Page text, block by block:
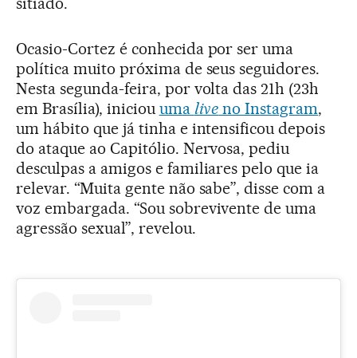
Ocasio-Cortez é conhecida por ser uma
política muito próxima de seus seguidores.
Nesta segunda-feira, por volta das 21h (23h
em Brasília), iniciou uma live no Instagram,
um hábito que já tinha e intensificou depois
do ataque ao Capitólio. Nervosa, pediu
desculpas a amigos e familiares pelo que ia
relevar. “Muita gente não sabe”, disse com a
voz embargada. “Sou sobrevivente de uma
agressão sexual”, revelou.